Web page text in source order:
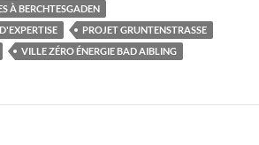
À BERCHTESGADEN
PROJET GRUNTENSTRASSE
VILLE ZÉRO ÉNERGIE BAD AIBLING